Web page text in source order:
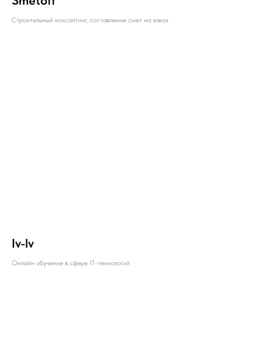
Строительный консалтинг, составление смет на заказ
Iv-lv
Онлайн обучение в сфере IT-технологий